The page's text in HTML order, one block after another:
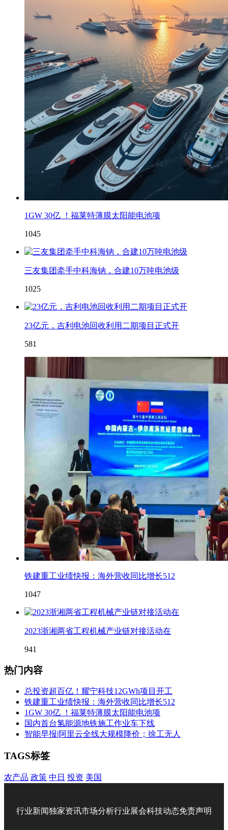
1GW 30亿 ！福莱特薄膜太阳能电池项
1045
三友集团牵手中科海钠，合建10万吨电池级
1025
23亿元，吉利电池回收利用二期项目正式开
581
铁建重工业绩快报：海外营收同比增长512
1047
2023浙湘两省工程机械产业链对接活动在
941
热门内容
总投资超百亿！耀宁科技12GWh项目开工
铁建重工业绩快报：海外营收同比增长512
1GW 30亿 ！福莱特薄膜太阳能电池项
国内首台氢能源地铁施工作业车下线
智能早报|阿里云全线大规模降价；徐工无人
TAGS标签
农产品 政策 中日 投资 美国
行业新闻独家资讯市场分析行业展会科技动态免责声明